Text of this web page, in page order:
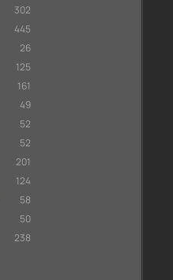
302
445
26
125
161
49
52
52
201
124
58
50
238